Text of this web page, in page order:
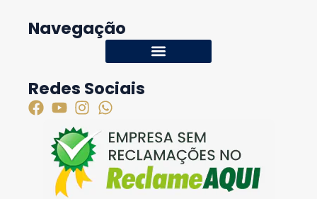
Navegação
Redes Sociais